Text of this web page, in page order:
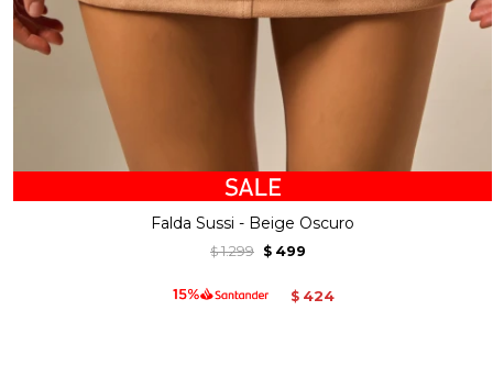
Falda Sussi - Beige Oscuro
$ 1.299 $ 499
$ 424